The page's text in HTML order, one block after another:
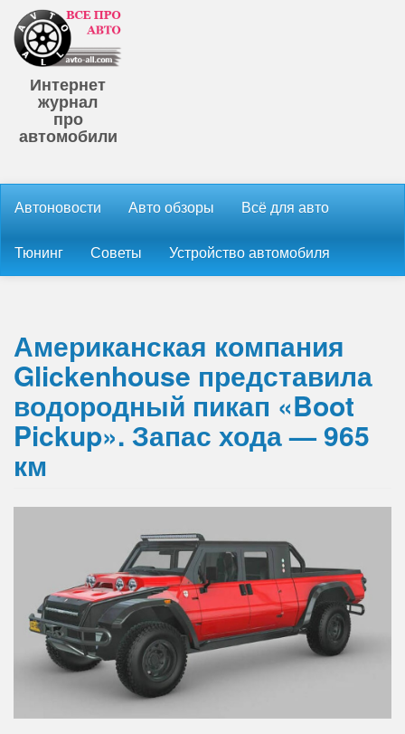
Интернет
журнал
про
автомобили
Автоновости Авто обзоры Всё для авто
Тюнинг Советы Устройство автомобиля
Американская компания
Glickenhouse представила
водородный пикап «Boot
Pickup». Запас хода — 965
км